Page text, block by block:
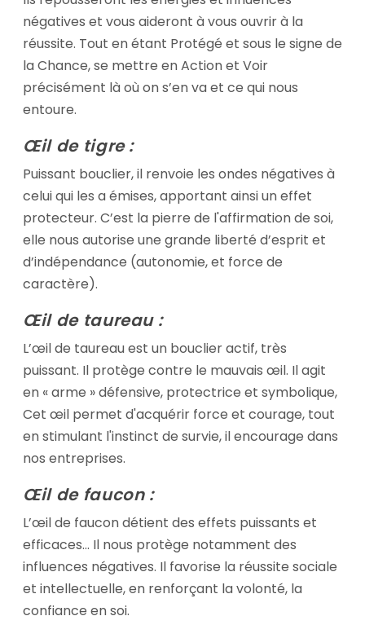
négatives et vous aideront à vous ouvrir à la
réussite. Tout en étant Protégé et sous le signe de
la Chance, se mettre en Action et Voir
précisément là où on s’en va et ce qui nous
entoure.
Œil de tigre :
Puissant bouclier, il renvoie les ondes négatives à
celui qui les a émises, apportant ainsi un effet
protecteur. C’est la pierre de l'affirmation de soi,
elle nous autorise une grande liberté d’esprit et
d’indépendance (autonomie, et force de
caractère).
Œil de taureau :
L’œil de taureau est un bouclier actif, très
puissant. Il protège contre le mauvais œil. Il agit
en « arme » défensive, protectrice et symbolique,
Cet œil permet d'acquérir force et courage, tout
en stimulant l'instinct de survie, il encourage dans
nos entreprises.
Œil de faucon :
L’œil de faucon détient des effets puissants et
efficaces... Il nous protège notamment des
influences négatives. Il favorise la réussite sociale
et intellectuelle, en renforçant la volonté, la
confiance en soi.